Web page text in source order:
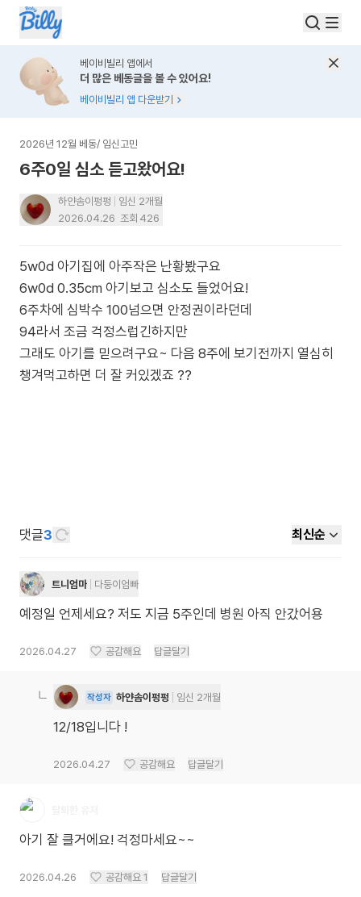
베이비빌리 앱에서
더 많은 베동글을 볼 수 있어요!
베이비빌리 앱 다운받기
2026년 12월 베동/ 임신고민
6주0일 심소 듣고왔어요!
하얀솜이펑펑
임신 2개월
2026.04.26 조회 426
5w0d 아기집에 아주작은 난황봤구요
6w0d 0.35cm 아기보고 심소도 들었어요!
6주차에 심박수 100넘으면 안정권이라던데
94라서 조금 걱정스럽긴하지만
그래도 아기를 믿으려구요~ 다음 8주에 보기전까지 열심히
챙겨먹고하면 더 잘 커있겠죠 ??
댓글3 최신순
트니엄마 다둥이엄빠
예정일 언제세요? 저도 지금 5주인데 병원 아직 안갔어용
2026.04.27 공감해요 답글달기
작성자 하얀솜이펑펑 임신 2개월
12/18입니다 !
2026.04.27 공감해요 답글달기
아기 잘 클거에요! 걱정마세요~~
2026.04.26 공감해요 1 답글달기